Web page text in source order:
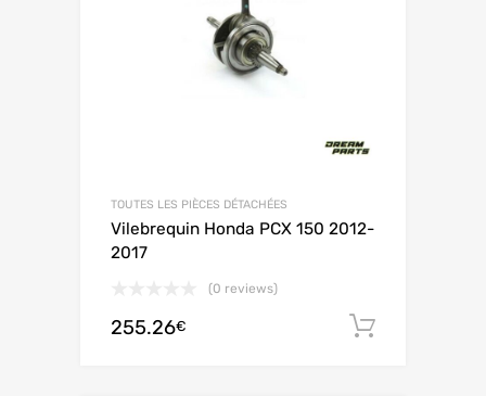
TOUTES LES PIÈCES DÉTACHÉES
Vilebrequin Honda PCX 150 2012-
2017
(0 reviews)
255.26€